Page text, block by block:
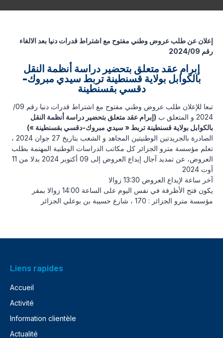
إعلان عن طلب عروض وطني مفتوح مع اشتراط قدرات دنيا بعد الالغاء
رقم 2024/09
إبرام عقد متعلق بتحضير دراسة أنظمة النقل
بالكوابل بولاية قسنطينة تربط سيدي مبروك-
دقسي بقسنطينة
تبعا للإعلان طلب عروض وطني مفتوح مع اشتراط قدرات دنيا رقم 09/
2024 و المتعلق ب
(إبرام عقد متعلق بتحضير دراسة أنظمة النقل
بالكوابل بولاية قسنطينة تربط « سيدي مبروك-دقسي بقسنطينة »)
الصادرة بالجريدتين الوطنيتين المجاهد و الشعب بتاريخ 27 جوان 2024 ،
تعلم مؤسسة مترو الجزائر كل مكاتب الدراسات الوطنية المهتمة بطلب
العروض، عن تمديد آجال إيداع العروض إلى 09 أكتوبر 2024 بدلا من 11
أوت 2024
آخر ساعة لإيداع العروض 13:30 زوالا
يكون فتح الأظرفة في نفس اليوم على الساعة 14:00 زوالا بمقر
مؤسسة مترو الجزائر : 170 ، شارع حسيبة بن بوعلي الجزائر
Liens rapides
Accueil
Activité
Information clientèle
Actualité